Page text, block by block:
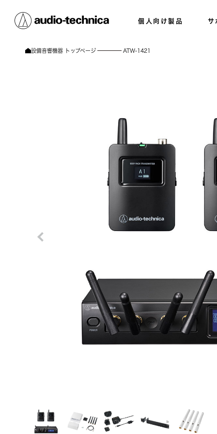
個人向け製品 サ
設備音響機器 トップページ ATW-1421